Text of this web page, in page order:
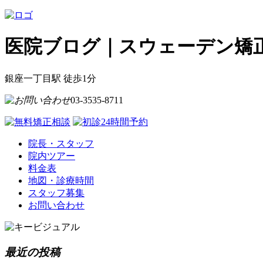
医院ブログ｜スウェーデン矯
銀座一丁目駅 徒歩1分
03-3535-8711
院長・スタッフ
院内ツアー
料金表
地図・診療時間
スタッフ募集
お問い合わせ
最近の投稿